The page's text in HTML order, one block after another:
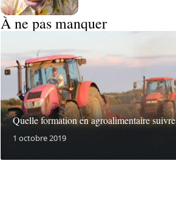
À ne pas manquer
Quelle formation en agroalimentaire suivre
1 octobre 2019